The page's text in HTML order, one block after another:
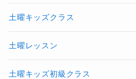
土曜キッズクラス
土曜レッスン
土曜キッズ初級クラス